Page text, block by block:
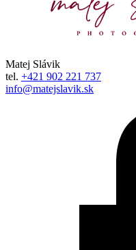
Matej Slávik
tel. +421 902 221 737
info@matejslavik.sk